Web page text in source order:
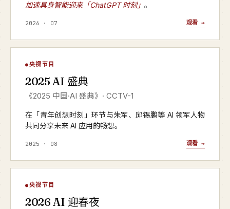
加速具身智能迎来「ChatGPT 时刻」 。
2026 · 07 观看 →
AI 盛典
CCTV-1 · 2025 年度
央视节目
2025 AI 盛典
《2025 中国·AI 盛典》· CCTV-1
在「青年创想时刻」环节与朱军、邱锡鹏等 AI 领军人物
共同分享未来 AI 应用的畅想。
2025 · 08 观看 →
AI 迎春夜
央视频 · 2026
央视节目
2026 AI 迎春夜